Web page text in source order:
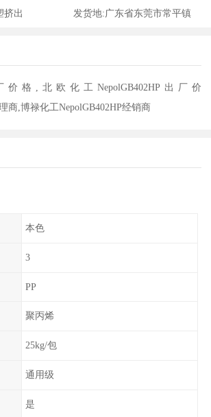
挤出 发货地:广东省东莞市常平镇
厂价格,北欧化工NepolGB402HP出厂价
商,博禄化工NepolGB402HP经销商
本色
3
PP
聚丙烯
25kg/包
通用级
是